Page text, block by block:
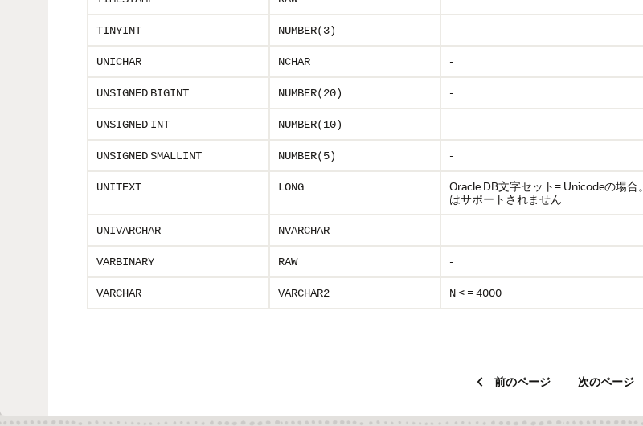
TINYINT NUMBER(3) -
UNICHAR NCHAR -
UNSIGNED BIGINT NUMBER(20) -
UNSIGNED INT NUMBER(10) -
UNSIGNEDSMALLINT NUMBER(5) -
UNITEXT LONG Oracle DB文字セット= Unicodeの場合。
はサポートされません
UNIVARCHAR NVARCHAR -
VARBINARY RAW -
VARCHAR VARCHAR2 N < =4000
前のページ 次のページ